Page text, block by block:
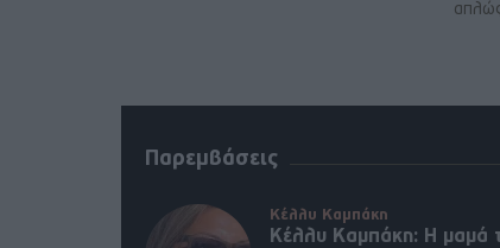
Παρεμβάσεις
Κέλλυ Καμπάκη
Κέλλυ Καμπάκη: Η μαμά